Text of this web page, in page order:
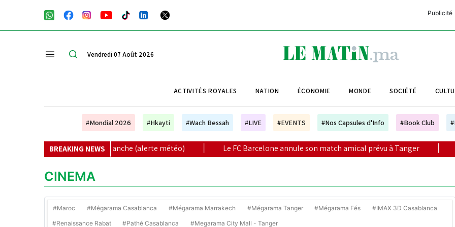
Publicité
Vendredi 07 Août 2026
ACTIVITÉS ROYALES NATION ÉCONOMIE MONDE SOCIÉTÉ
#Mondial 2026 #Hkayti #Wach Bessah #LIVE #EVENTS #Nos Capsules d'Info #Book Club
BREAKING NEWS
à dimanche (alerte météo) | Le FC Barcelone annule son match amical prévu à Tanger | Coopération
CINEMA
#Maroc #Mégarama Casablanca #Mégarama Marrakech #Mégarama Tanger #Mégarama Fés #IMAX 3D Casablanca
#Renaissance Rabat #Pathé Casablanca #Megarama City Mall - Tanger